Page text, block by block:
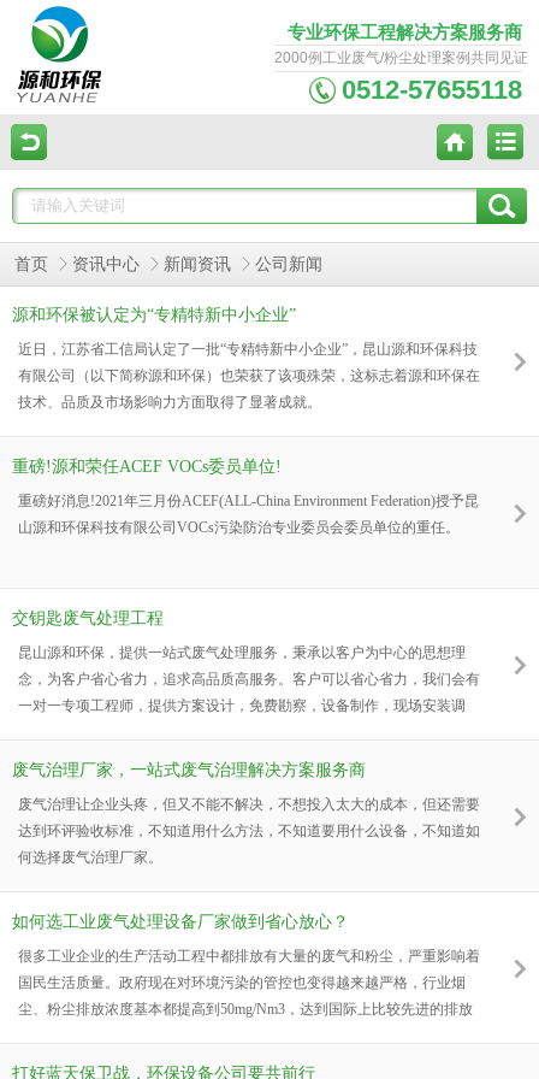
专业环保工程解决方案服务商
2000例工业废气/粉尘处理案例共同见证
0512-57655118
首页 资讯中心 新闻资讯 公司新闻
源和环保被认定为“专精特新中小企业”
近日，江苏省工信局认定了一批“专精特新中小企业”，昆山源和环保科技
有限公司（以下简称源和环保）也荣获了该项殊荣，这标志着源和环保在
技术、品质及市场影响力方面取得了显著成就。
重磅!源和荣任ACEF VOCs委员单位!
重磅好消息!2021年三月份ACEF(ALL-China Environment Federation)授予昆
山源和环保科技有限公司VOCs污染防治专业委员会委员单位的重任。
交钥匙废气处理工程
昆山源和环保，提供一站式废气处理服务，秉承以客户为中心的思想理
念，为客户省心省力，追求高品质高服务。客户可以省心省力，我们会有
一对一专项工程师，提供方案设计，免费勘察，设备制作，现场安装调
废气治理厂家，一站式废气治理解决方案服务商
废气治理让企业头疼，但又不能不解决，不想投入太大的成本，但还需要
达到环评验收标准，不知道用什么方法，不知道要用什么设备，不知道如
何选择废气治理厂家。
如何选工业废气处理设备厂家做到省心放心？
很多工业企业的生产活动工程中都排放有大量的废气和粉尘，严重影响着
国民生活质量。政府现在对环境污染的管控也变得越来越严格，行业烟
尘、粉尘排放浓度基本都提高到50mg/Nm3，达到国际上比较先进的排放
10mg/Nm3。为了完成国家建设生态环境的宏大目标，各个企业都要对自
打好蓝天保卫战，环保设备公司要共前行